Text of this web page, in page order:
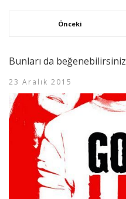
Önceki
Bunları da beğenebilirsiniz
23 Aralık 2015